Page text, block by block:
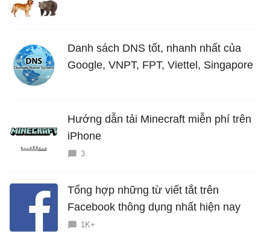
Danh sách DNS tốt, nhanh nhất của
Google, VNPT, FPT, Viettel, Singapore
Hướng dẫn tải Minecraft miễn phí trên
iPhone
3
Tổng hợp những từ viết tắt trên
Facebook thông dụng nhất hiện nay
1K+